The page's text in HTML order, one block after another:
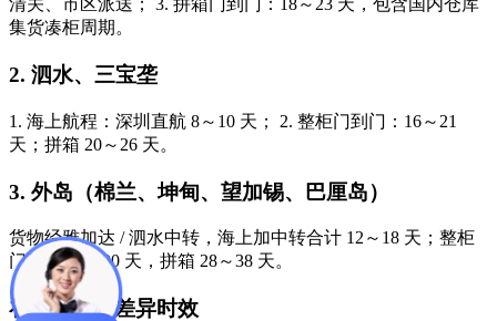
清关、市区派送； 3. 拼箱门到门：18～23 天，包含国内仓库
集货凑柜周期。
2. 泗水、三宝垄
1. 海上航程：深圳直航 8～10 天； 2. 整柜门到门：16～21
天；拼箱 20～26 天。
3. 外岛（棉兰、坤甸、望加锡、巴厘岛）
货物经雅加达 / 泗水中转，海上加中转合计 12～18 天；整柜
门到门 22～30 天，拼箱 28～38 天。
补充：货品差异时效